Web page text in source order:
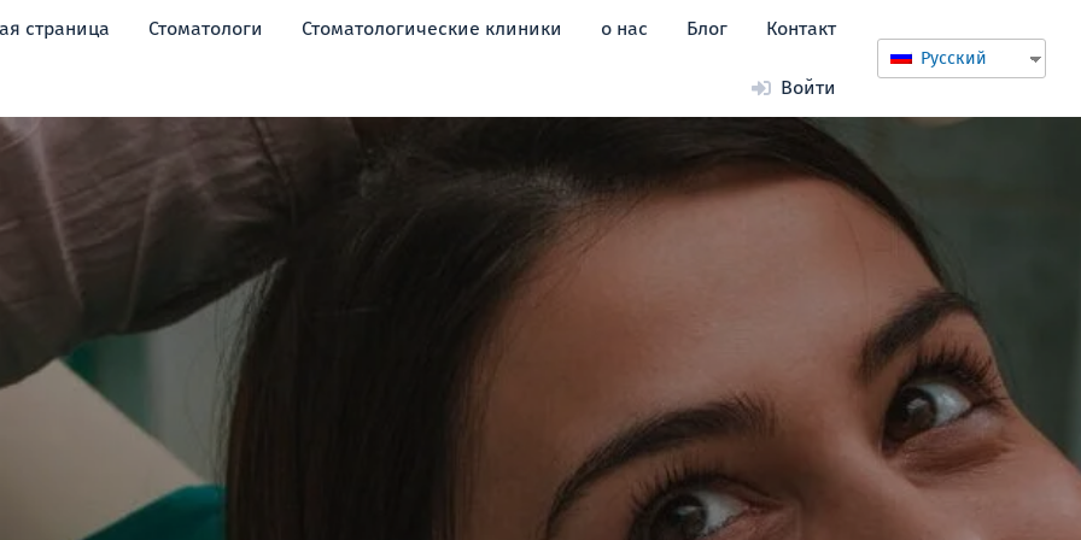
страница Стоматологи Стоматологические клиники о нас Блог Контакт
Войти
Русский